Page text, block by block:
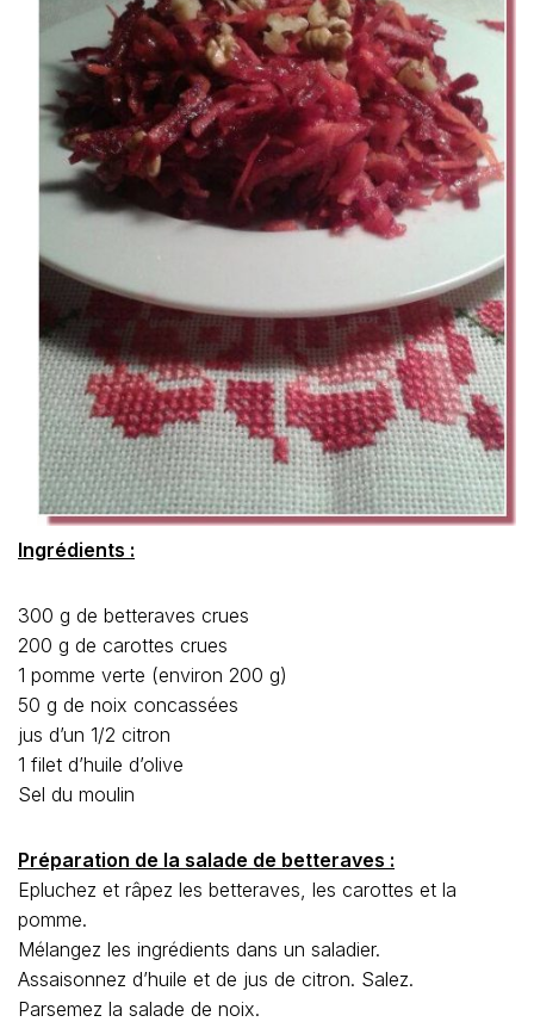
Ingrédients :
300 g de betteraves crues
200 g de carottes crues
1 pomme verte (environ 200 g)
50 g de noix concassées
jus d’un 1/2 citron
1 filet d’huile d’olive
Sel du moulin
Préparation de la salade de betteraves :
Epluchez et râpez les betteraves, les carottes et la
pomme.
Mélangez les ingrédients dans un saladier.
Assaisonnez d’huile et de jus de citron. Salez.
Parsemez la salade de noix.